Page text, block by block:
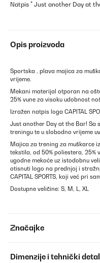
Natpis " Just another Day at
Opis proizvoda
Sportska , plava majica za
vrijeme.
Mekani materijal otporan na
25% vune za visoku udobnost
Izražen natpis loga CAPITAL
Just another Day at the Bar! Sa
treningu te u slobodno vrijeme
Majica za trening za muškarce
tekstila, od 50% poliestera, 25%
ugodne mekoće uz istodobnu
otisnuti logo na prednjoj i
CAPITAL SPORTS, koji već pri
Dostupne veličine: S, M, L, XL
Značajke
Dimenzije i tehnički